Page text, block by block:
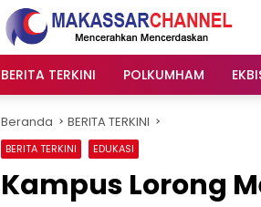
BERITA TERKINI POLKUMHAM
Beranda BERITA TERKINI
BERITA TERKINI EDUKASI
Kampus Lorong